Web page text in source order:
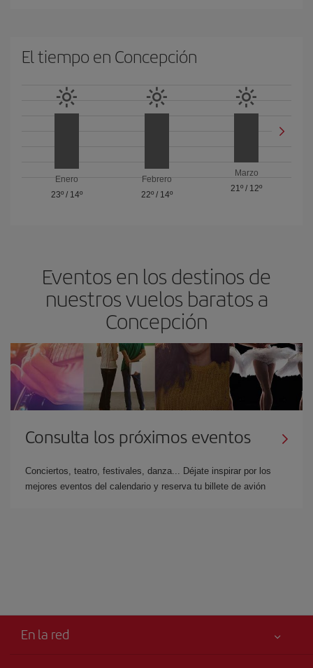
El tiempo en Concepción
Enero
23º/ 14º
Febrero
22º/ 14º
Marzo
21º / 12º
Eventos en los destinos de
nuestros vuelos baratos a
Concepción
Consulta los próximos eventos
Conciertos, teatro, festivales, danza... Déjate inspirar por los
mejores eventos del calendario y reserva tu billete de avión
En la red